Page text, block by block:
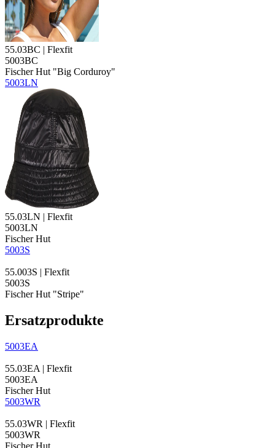
55.03BC | Flexfit
5003BC
Fischer Hut "Big Corduroy"
5003LN
55.03LN | Flexfit
5003LN
Fischer Hut
5003S
55.003S | Flexfit
5003S
Fischer Hut "Stripe"
Ersatzprodukte
5003EA
55.03EA | Flexfit
5003EA
Fischer Hut
5003WR
55.03WR | Flexfit
5003WR
Fischer Hut